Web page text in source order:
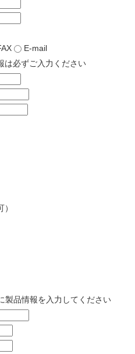
E-mail
は必ずご入力ください
製品情報を入力してください